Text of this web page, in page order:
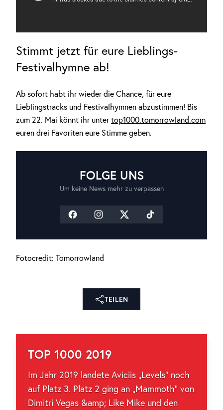
Stimmt jetzt für eure Lieblings-
Festivalhymne ab!
Ab sofort habt ihr wieder die Chance, für eure
Lieblingstracks und Festivalhymnen abzustimmen! Bis
zum 22. Mai könnt ihr untertop1000.tomorrowland.com
euren drei Favoriten eure Stimme geben.
FOLGE UNS
Um keine News mehr zu verpassen
Fotocredit: Tomorrowland
TEILEN
TOP 1000 2019
Im Jahr 2019 landete Aviciis „Levels“ noch
auf Platz 3. Platz 2 ging an „Mammoth“ von
Dimitri Vegas &amp; Like Mike und den